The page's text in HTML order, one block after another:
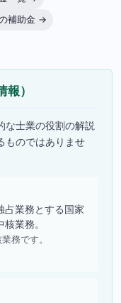
補助金 →
）
な士業の役割の解説
ものではありませ
占業務とする国家
業務。
務です。